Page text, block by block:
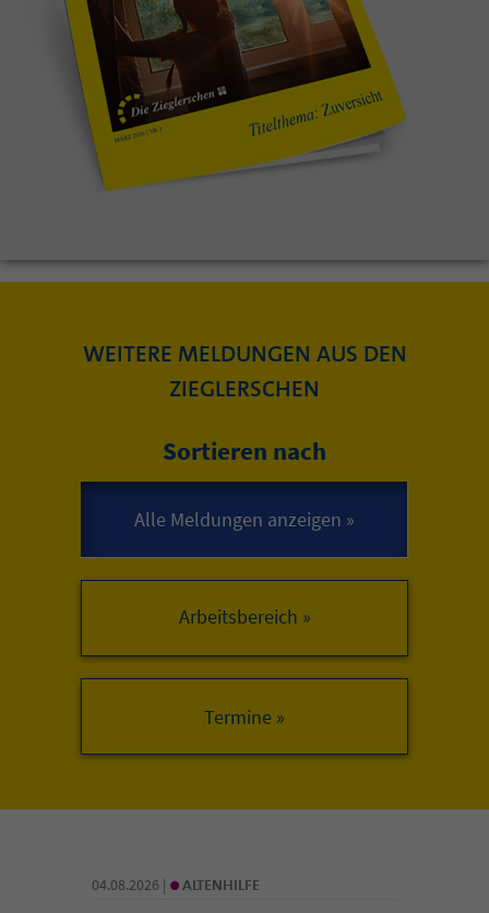
WEITERE MELDUNGEN AUS DEN
ZIEGLERSCHEN
Sortieren nach
Arbeitsbereich »
04.08.2026 | • ALTENHILFE